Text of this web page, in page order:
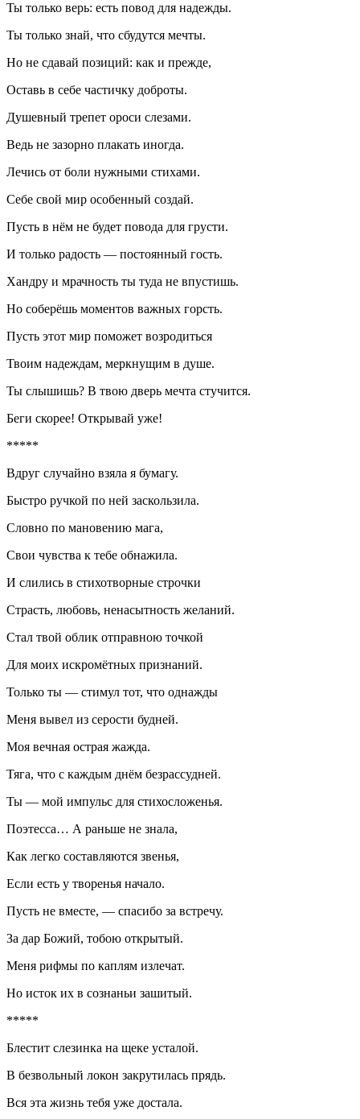
Ты только верь: есть повод для надежды.
Ты только знай, что сбудутся мечты.
Но не сдавай позиций: как и прежде,
Оставь в себе частичку доброты.
Душевный трепет ороси слезами.
Ведь не зазорно плакать иногда.
Лечись от боли нужными стихами.
Себе свой мир особенный создай.
Пусть в нём не будет повода для грусти.
И только радость — постоянный гость.
Хандру и мрачность ты туда не впустишь.
Но соберёшь моментов важных горсть.
Пусть этот мир поможет возродиться
Твоим надеждам, меркнущим в душе.
Ты слышишь? В твою дверь мечта стучится.
Беги скорее! Открывай уже!
*****
Вдруг случайно взяла я бумагу.
Быстро ручкой по ней заскользила.
Словно по мановению мага,
Свои чувства к тебе обнажила.
И слились в стихотворные строчки
Страсть, любовь, ненасытность желаний.
Стал твой облик отправною точкой
Для моих искромётных признаний.
Только ты — стимул тот, что однажды
Меня вывел из серости будней.
Моя вечная острая жажда.
Тяга, что с каждым днём безрассудней.
Ты — мой импульс для стихосложенья.
Поэтесса… А раньше не знала,
Как легко составляются звенья,
Если есть у творенья начало.
Пусть не вместе, — спасибо за встречу.
За дар Божий, тобою открытый.
Меня рифмы по каплям излечат.
Но исток их в сознаньи зашитый.
*****
Блестит слезинка на щеке усталой.
В безвольный локон закрутилась прядь.
Вся эта жизнь тебя уже достала.